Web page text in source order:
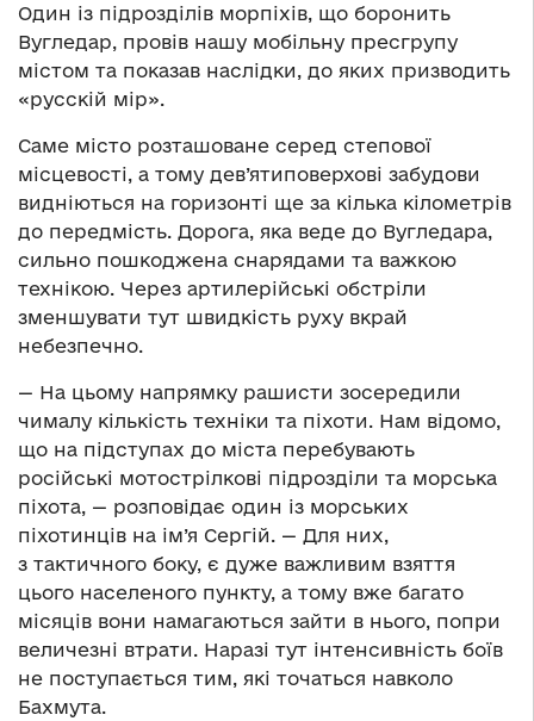
Один із підрозділів морпіхів, що боронить
Вугледар, провів нашу мобільну пресгрупу
містом та показав наслідки, до яких призводить
«русскій мір».
Саме місто розташоване серед степової
місцевості, а тому дев’ятиповерхові забудови
видніються на горизонті ще за кілька кілометрів
до передмість. Дорога, яка веде до Вугледара,
сильно пошкоджена снарядами та важкою
технікою. Через артилерійські обстріли
зменшувати тут швидкість руху вкрай
небезпечно.
— На цьому напрямку рашисти зосередили
чималу кількість техніки та піхоти. Нам відомо,
що на підступах до міста перебувають
російські мотострілкові підрозділи та морська
піхота, — розповідає один із морських
піхотинців на ім’я Сергій. — Для них,
з тактичного боку, є дуже важливим взяття
цього населеного пункту, а тому вже багато
місяців вони намагаються зайти в нього, попри
величезні втрати. Наразі тут інтенсивність боїв
не поступається тим, які точаться навколо
Бахмута.